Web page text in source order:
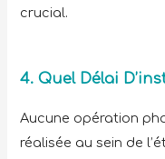
crucial.
4. Quel Délai
Aucune opération
réalisée au sein de